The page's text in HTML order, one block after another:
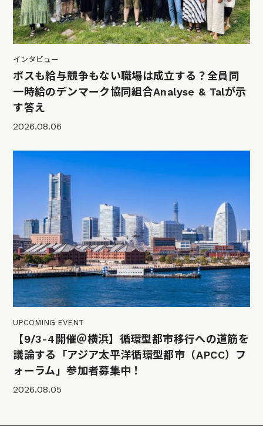
インタビュー
ボスも給与競争もない職場は成立する？全員同
一時給のデンマーク協同組合Analyse & Talが示
す答え
2026.08.06
UPCOMING EVENT
【9/3-4開催＠横浜】循環型都市移行への道筋を
議論する「アジア太平洋循環型都市（APCC）フ
ォーラム」参加者募集中！
2026.08.05